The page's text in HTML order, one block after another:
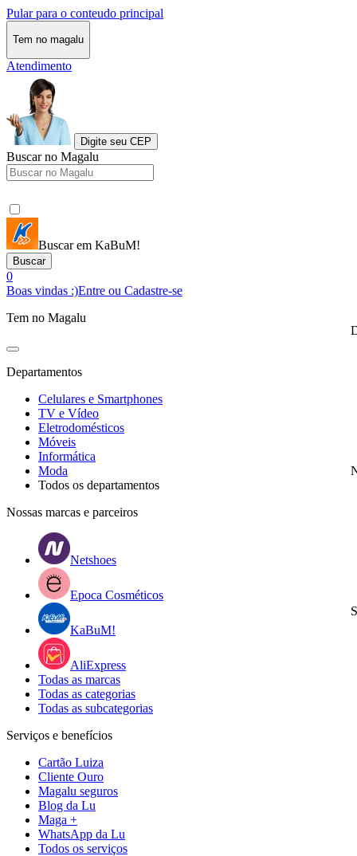
Pular para o conteudo principal
Tem no magalu
Atendimento
Digite seu CEP
Buscar no Magalu
Buscar em KaBuM!
Buscar
0
Boas vindas :)Entre ou Cadastre-se
Tem no Magalu
Departamentos
Celulares e Smartphones
TV e Vídeo
Eletrodomésticos
Móveis
Informática
Moda
Todos os departamentos
Nossas marcas e parceiros
Netshoes
Epoca Cosméticos
KaBuM!
AliExpress
Todas as marcas
Todas as categorias
Todas as subcategorias
Serviços e benefícios
Cartão Luiza
Cliente Ouro
Magalu seguros
Blog da Lu
Maga +
WhatsApp da Lu
Todos os serviços